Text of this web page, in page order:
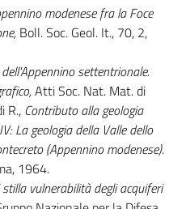
modenese fra la Foce
Boll. Soc. Geol. It., 70, 2,
settentrionale.
Atti Soc. Nat. Mat. di
R., Contributo alla geologia
La geologia della Valle dello
(Appennino modenese).
1964.
vulnerabilità degli acquiferi